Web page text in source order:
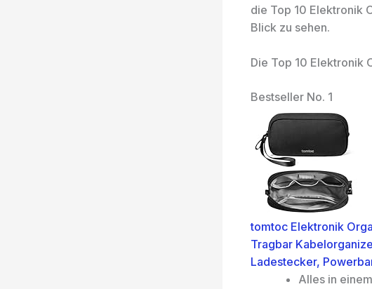
die Top 10 Elektronik
Blick zu sehen.
Die Top 10 Elektronik
Bestseller No. 1
tomtoc Elektronik
Tragbar
Ladestecker,
Alles in